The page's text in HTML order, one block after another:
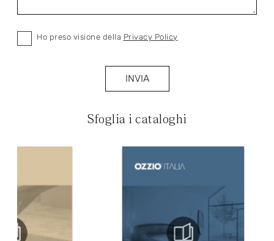
Sfoglia i cataloghi
Ho preso visione della Privacy Policy
INVIA